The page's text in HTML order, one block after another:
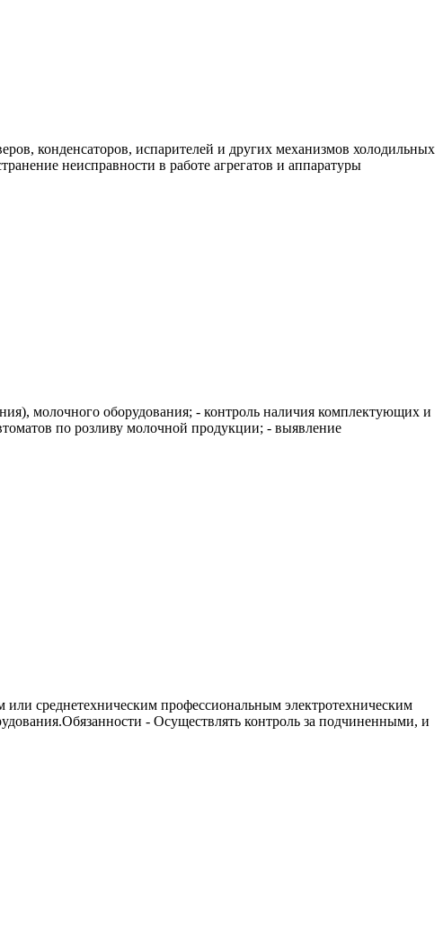
конденсаторов, испарителей и других механизмов холодильных
неисправности в работе агрегатов и аппаратуры
молочного оборудования; - контроль наличия комплектующих и
по розливу молочной продукции; - выявление
среднетехническим профессиональным электротехническим
- Осуществлять контроль за подчиненными, и